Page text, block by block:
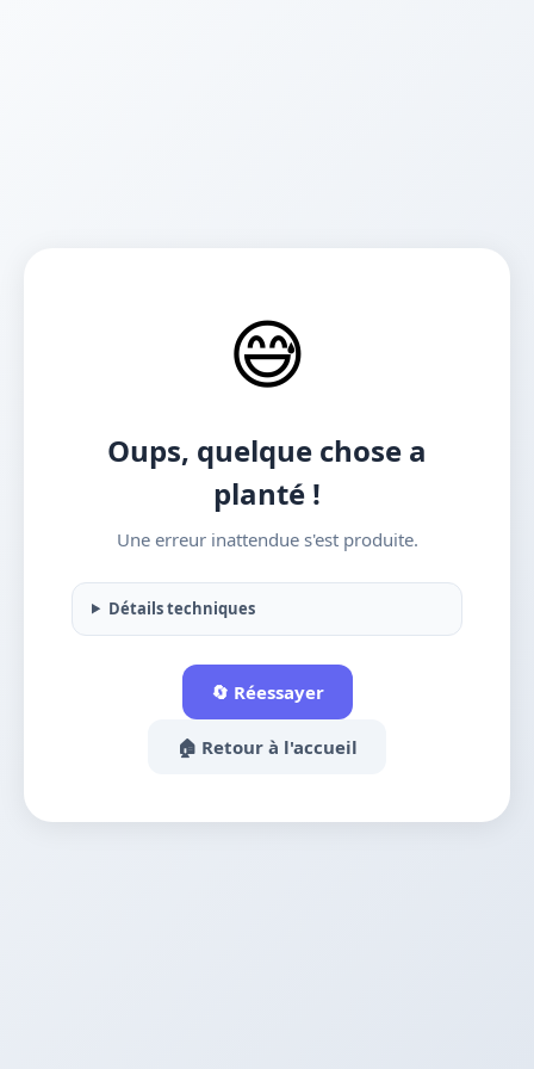
😅
Oups, quelque chose a
planté !
Une erreur inattendue s'est produite.
Détails techniques
🔄 Réessayer
🏠 Retour à l'accueil